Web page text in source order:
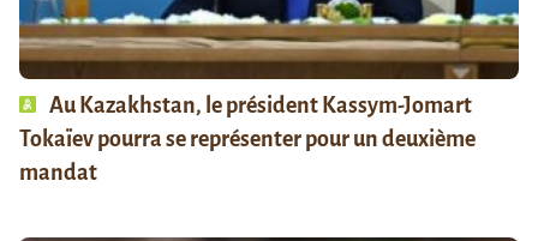
Au Kazakhstan, le président Kassym-Jomart
Tokaïev pourra se représenter pour un deuxième
mandat